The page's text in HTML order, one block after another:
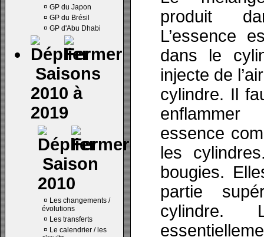
¤ GP du Japon
¤ GP du Brésil
¤ GP d'Abu Dhabi
Saisons
2010 à
2019
Saison
2010
¤ Les changements /
évolutions
¤ Les transferts
¤ Le calendrier / les
produit
L’essence
dans le
injecte de
cylindre. Il
essence
les
bougies.
partie
cylindre.